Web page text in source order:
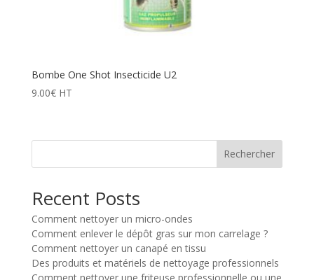
Bombe One Shot Insecticide U2
9.00€ HT
Rechercher
Recent Posts
Comment nettoyer un micro-ondes
Comment enlever le dépôt gras sur mon carrelage ?
Comment nettoyer un canapé en tissu
Des produits et matériels de nettoyage professionnels
Comment nettoyer une friteuse professionnelle ou une